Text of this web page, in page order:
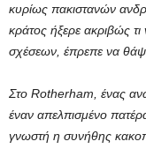
κυρίως πακιστανών
κράτος ήξερε ακριβώς τι
σχέσεων, έπρεπε να
Στο Rotherham, ένας
έναν απελπισμένο
γνωστή η συνήθης